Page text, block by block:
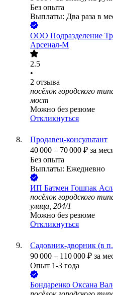
Без опыта
Выплаты: Два раза в
ООО Подразделение
Арсенал-М
2.5
•
2 отзыва
посёлок городского
мост
Можно без резюме
Откликнуться
Продавец-консультант
40 000 – 70 000 ₽ за
Без опыта
Выплаты: Ежедневно
ИП Батмен Гошпак
посёлок городского
улица, 204/1
Можно без резюме
Откликнуться
Садовник-дворник (в
90 000 – 110 000 ₽ за
Опыт 1-3 года
Бондаренко Оксана